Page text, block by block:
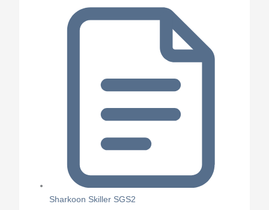
Sharkoon Skiller SGS2